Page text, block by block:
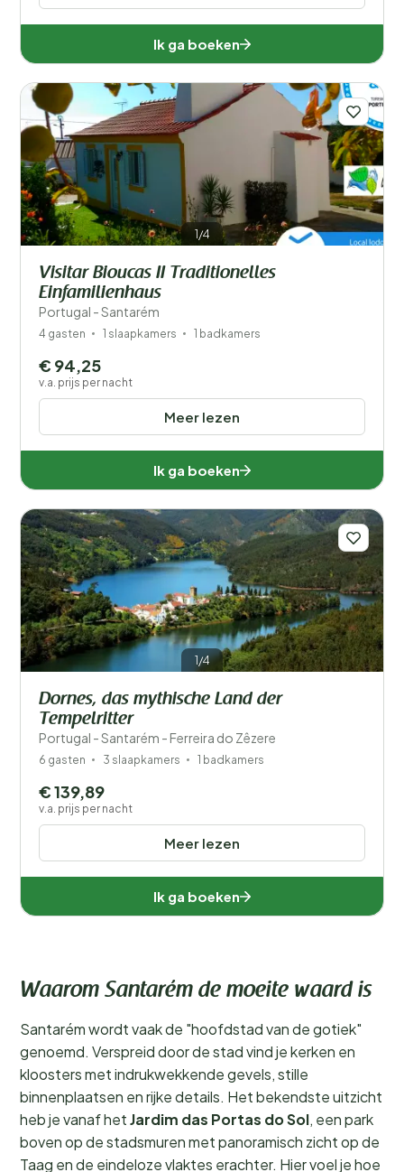
Ik ga boeken
1/4
Visitar Bioucas II Traditionelles
Einfamilienhaus
Portugal - Santarém
4 gasten 1 slaapkamers 1 badkamers
Meer lezen
€ 94,25
v.a. prijs per nacht
Ik ga boeken
1/4
Dornes, das mythische Land der
Tempelritter
Portugal - Santarém - Ferreira do Zêzere
6 gasten 3 slaapkamers 1 badkamers
Meer lezen
€ 139,89
v.a. prijs per nacht
Ik ga boeken
Waarom Santarém de moeite waard is
Santarém wordt vaak de "hoofdstad van de gotiek"
genoemd. Verspreid door de stad vind je kerken en
kloosters met indrukwekkende gevels, stille
binnenplaatsen en rijke details. Het bekendste uitzicht
heb je vanaf hetJardim das Portas do Sol, een park
boven op de stadsmuren met panoramisch zicht op de
Taag en de eindeloze vlaktes erachter. Hier voel je hoe